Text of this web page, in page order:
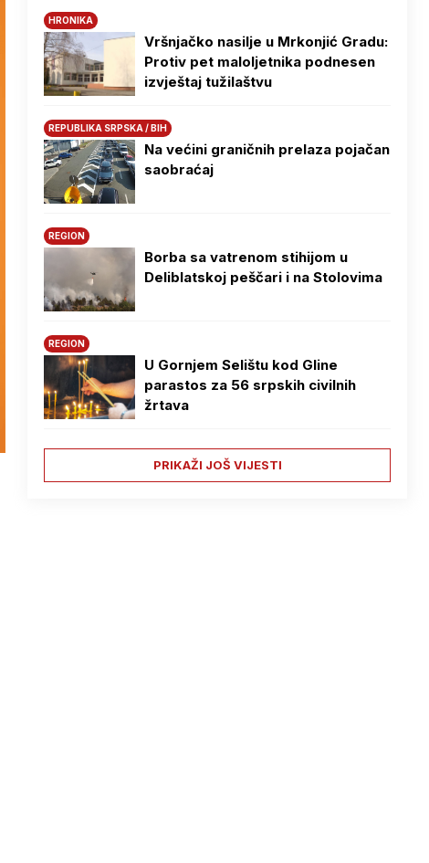
HRONIKA
Vršnjačko nasilje u Mrkonjić Gradu:
Protiv pet maloljetnika podnesen
izvještaj tužilaštvu
REPUBLIKA SRPSKA / BIH
Na većini graničnih prelaza pojačan
saobraćaj
REGION
Borba sa vatrenom stihijom u
Deliblatskoj peščari i na Stolovima
REGION
U Gornjem Selištu kod Gline
parastos za 56 srpskih civilnih
žrtava
PRIKAŽI JOŠ VIJESTI